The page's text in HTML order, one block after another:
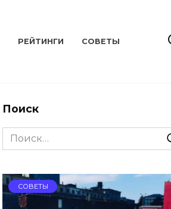
РЕЙТИНГИ СОВЕТЫ
Поиск
Search
for:
СОВЕТЫ